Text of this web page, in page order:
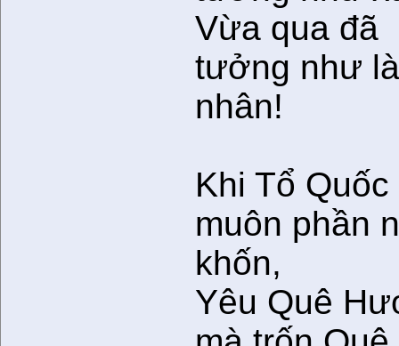
Vừa qua đã
tưởng như
nhân!
Khi Tổ Quốc
muôn phần
khốn,
Yêu Quê